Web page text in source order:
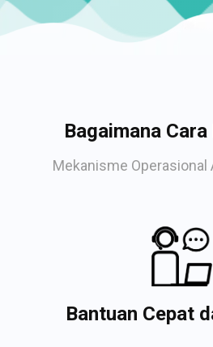
Bagaimana
Mekanisme Operasional
Bantuan Cepat